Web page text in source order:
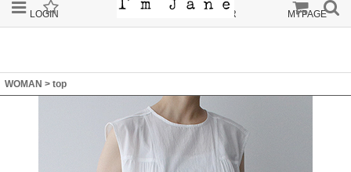
LOGIN ORDER MYPAGE
WOMAN > top